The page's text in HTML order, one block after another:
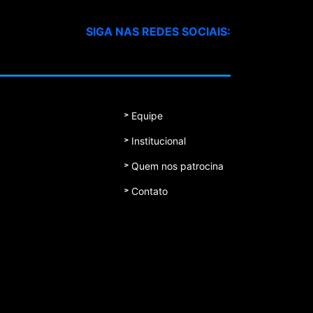
SIGA NAS REDES SOCIAIS:
Equipe
Institucional
Quem nos patrocina
Contato